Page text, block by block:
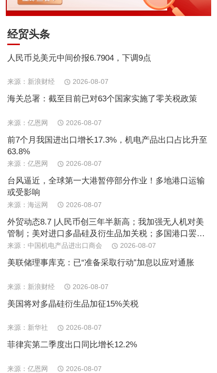
经贸头条
人民币兑美元中间价报6.7904，下调9点
来源：新浪财经 2026-08-07
海关总署：截至目前已对63个国家实施了零关税政策
来源：亿恩网 2026-08-07
前7个月我国进出口增长17.3%，机电产品出口占比升至
63.8%
来源：亿恩网 2026-08-07
台风逼近，全球第一大港暂停部分作业！多地港口运输
或受影响
来源：海运网 2026-08-07
外贸动态8.7 |人民币创三年半新高；我加强无人机对美
管制；美对进口多晶硅及衍生品加关税；多国港口罢
工；日消费连续下滑；欧PPI近期首跌
来源：中国机电产品进出口商会 2026-08-07
美联储理事库克：已“准备采取行动”加息以应对通胀
来源：新浪财经 2026-08-07
美国将对多晶硅衍生品加征15%关税
来源：新华社 2026-08-07
菲律宾第二季度出口同比增长12.2%
来源：亿恩网 2026-08-07